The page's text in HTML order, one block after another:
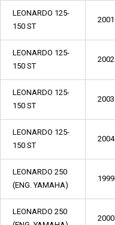
LEONARDO 125-
150 ST
2001
LEONARDO 125-
150 ST
2002
LEONARDO 125-
150 ST
2003
LEONARDO 125-
150 ST
2004
LEONARDO 250
(ENG. YAMAHA)
1999
LEONARDO 250
2000